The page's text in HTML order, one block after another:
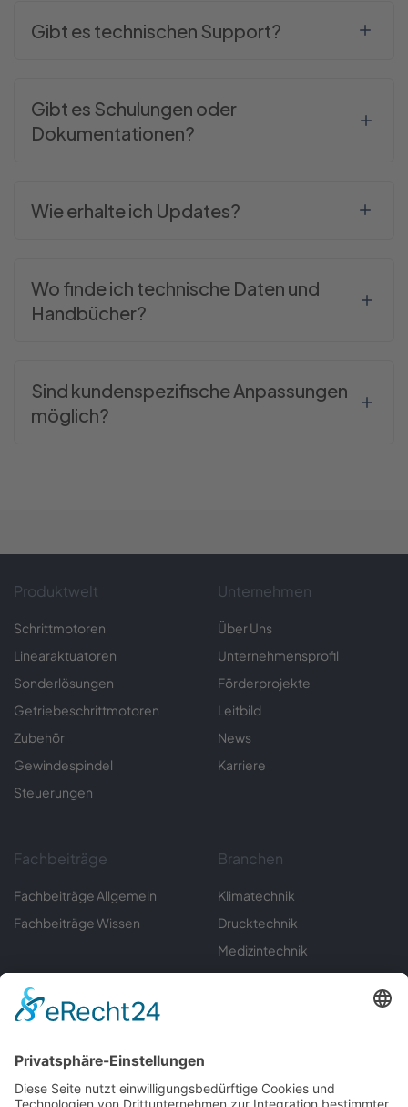
Gibt es technischen Support?
Gibt es Schulungen oder
Dokumentationen?
Wie erhalte ich Updates?
Wo finde ich technische Daten und
Handbücher?
Sind kundenspezifische Anpassungen
möglich?
Produktwelt
Schrittmotoren
Linearaktuatoren
Sonderlösungen
Getriebeschrittmotoren
Zubehör
Gewindespindel
Steuerungen
Unternehmen
Über Uns
Unternehmensprofil
Förderprojekte
Leitbild
News
Karriere
Fachbeiträge
Fachbeiträge Allgemein
Fachbeiträge Wissen
Branchen
Klimatechnik
Drucktechnik
Medizintechnik
Sondermaschinenbau
Gerätebau